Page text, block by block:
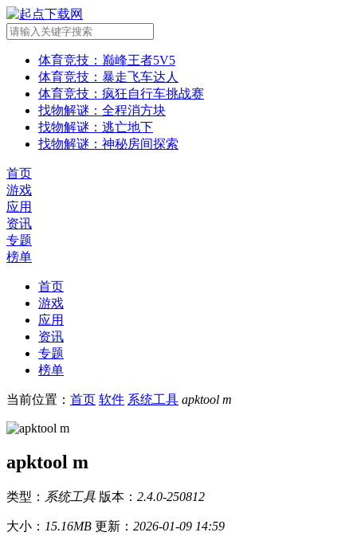
体育竞技 ：巅峰王者5V5
体育竞技 ：暴走飞车达人
体育竞技 ：疯狂自行车挑战赛
找物解谜 ：全程消方块
找物解谜 ：逃亡地下
找物解谜 ：神秘房间探索
首页
游戏
应用
资讯
专题
榜单
首页
游戏
应用
资讯
专题
榜单
当前位置： 首页 软件 系统工具 apktool m
apktool m
类型： 系统工具 版本： 2.4.0-250812
大小： 15.16MB 更新： 2026-01-09 14:59